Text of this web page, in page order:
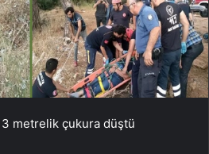
3 metrelik çukura düştü